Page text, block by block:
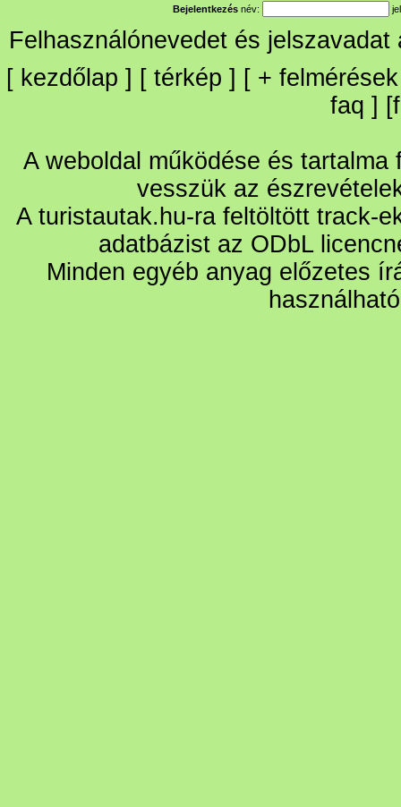
Bejelentkezés név:
Felhasználónevedet és
[ kezdőlap ] [ térkép ] [ + felmérések
faq ] [
A weboldal működése és
vesszük az
A turistautak.hu-ra feltöltött track-
adatbázist az ODbL
Minden egyéb anyag előzetes